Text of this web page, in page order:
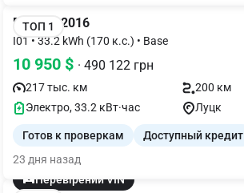
ТОП 1
BMW I3 2016
I01 • 33.2 kWh (170 к.с.) • Base
10 950 $ · 490 122 грн
217 тыс. км
200 км
Электро, 33.2 кВт·час
Луцк
Готов к проверкам
Доступный кредит
23 дня назад
Перевірений VIN